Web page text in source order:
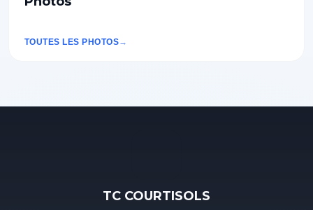
TOUTES LES PHOTOS
TC COURTISOLS